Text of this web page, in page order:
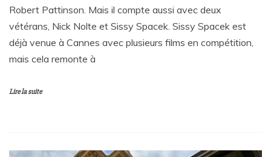
Robert Pattinson. Mais il compte aussi avec deux
vétérans, Nick Nolte et Sissy Spacek. Sissy Spacek est
déjà venue à Cannes avec plusieurs films en compétition,
mais cela remonte à
Lire la suite